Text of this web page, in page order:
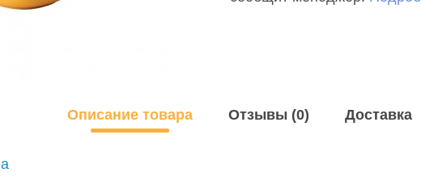
Описание товара Отзывы (0)
Доставка